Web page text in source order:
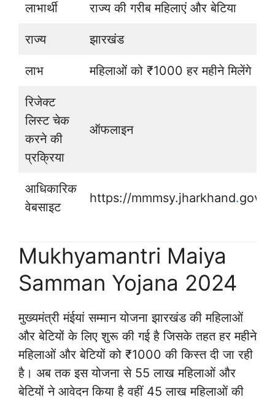
लाभार्थी राज्य की गरीब महिलाएं और बेटिया
राज्य झारखंड
लाभ महिलाओं को ₹1000 हर महीने मिलेंगे
रिजेक्ट
लिस्ट चेक
करने की
प्रक्रिया
ऑफलाइन
आधिकारिक
वेबसाइट
https://mmmsy.jharkhand.
Mukhyamantri Maiya
Samman Yojana 2024
मुख्यमंत्री मंईयां सम्मान योजना झारखंड की महिलाओं
और बेटियों के लिए शुरू की गई है जिसके तहत हर महीने
महिलाओं और बेटियों को ₹1000 की किस्त दी जा रही
है। अब तक इस योजना से 55 लाख महिलाओं और
बेटियों ने आवेदन किया है वहीं 45 लाख महिलाओं की